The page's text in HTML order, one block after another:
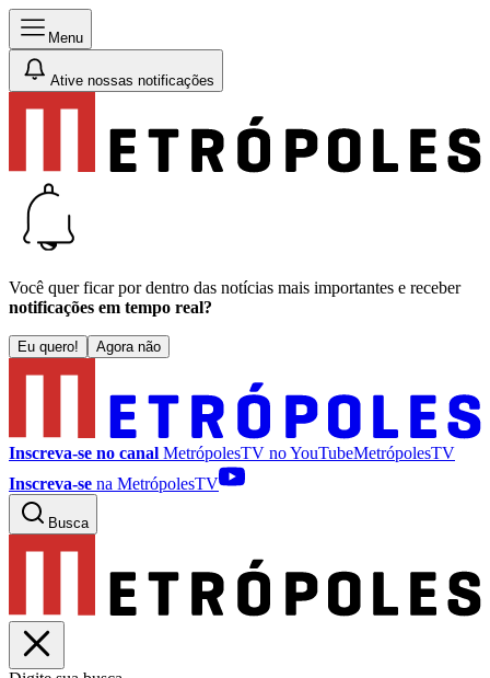
Menu
Ative nossas notificações
Você quer ficar por dentro das notícias mais importantes e receber
notificações em tempo real?
Eu quero! Agora não
Inscreva-se no canal MetrópolesTV noYouTubeMetrópolesTV
Inscreva-se na MetrópolesTV
Busca